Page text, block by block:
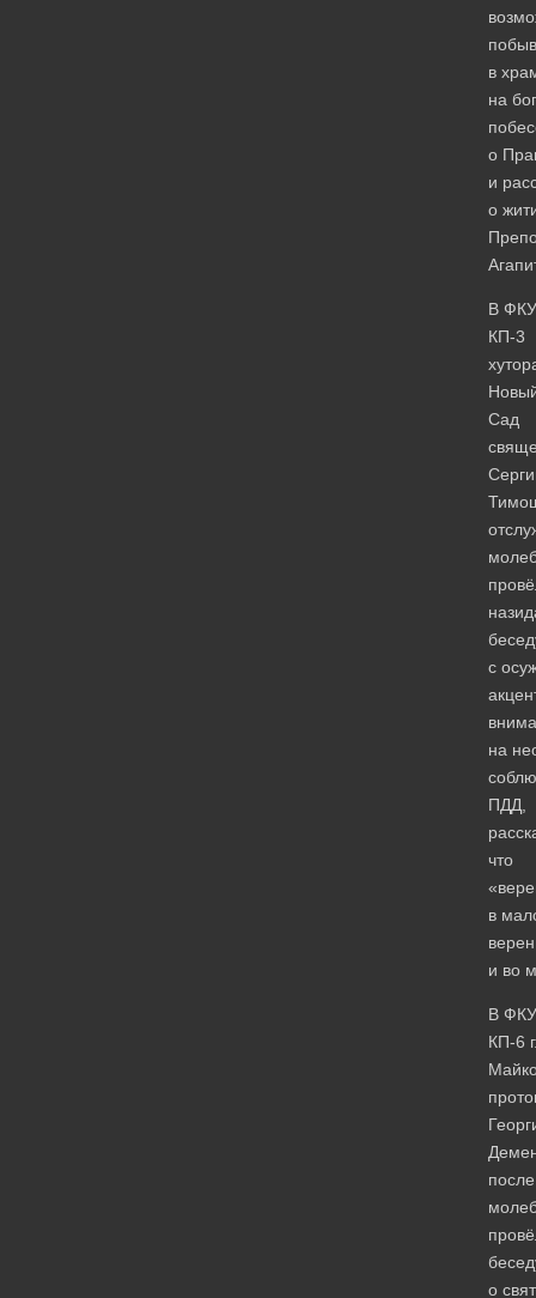
в
на
о
и
о
В ФКУ
КП-3
Сад
с
на
ПДД,
что
в
верен
и во
В ФКУ
КП-6
после
о